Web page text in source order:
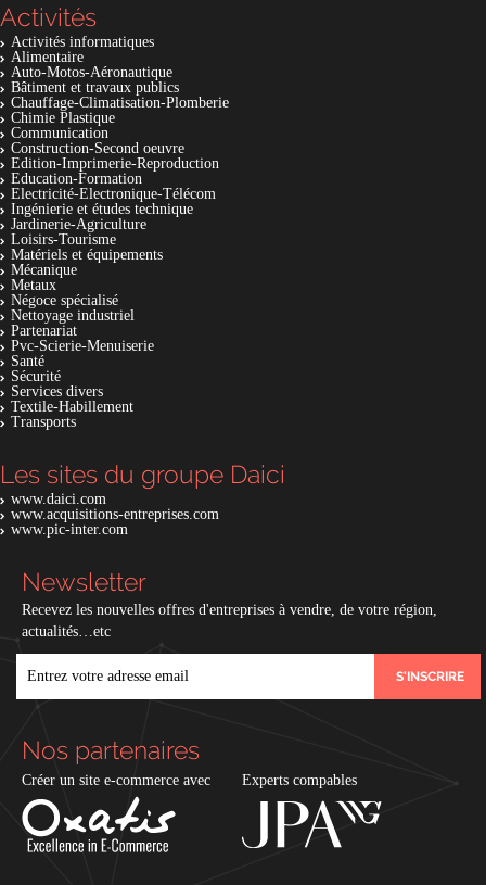
Activités
Activités informatiques
Alimentaire
Auto-Motos-Aéronautique
Bâtiment et travaux publics
Chauffage-Climatisation-Plomberie
Chimie Plastique
Communication
Construction-Second oeuvre
Edition-Imprimerie-Reproduction
Education-Formation
Electricité-Electronique-Télécom
Ingénierie et études technique
Jardinerie-Agriculture
Loisirs-Tourisme
Matériels et équipements
Mécanique
Metaux
Négoce spécialisé
Nettoyage industriel
Partenariat
Pvc-Scierie-Menuiserie
Santé
Sécurité
Services divers
Textile-Habillement
Transports
Les sites du groupe Daici
www.daici.com
www.acquisitions-entreprises.com
www.pic-inter.com
Newsletter
Recevez les nouvelles offres d'entreprises à vendre, de votre région,
actualités…etc
Nos partenaires
Créer un site e-commerce avec Experts compables